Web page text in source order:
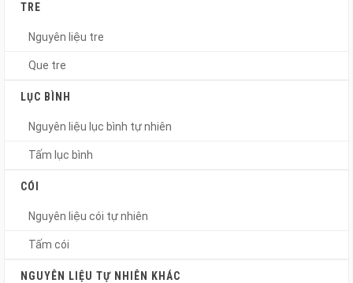
TRE
Nguyên liệu tre
Que tre
LỤC BÌNH
Nguyên liệu lục bình tự nhiên
Tấm lục bình
CÓI
Nguyên liệu cói tự nhiên
Tấm cói
NGUYÊN LIỆU TỰ NHIÊN KHÁC